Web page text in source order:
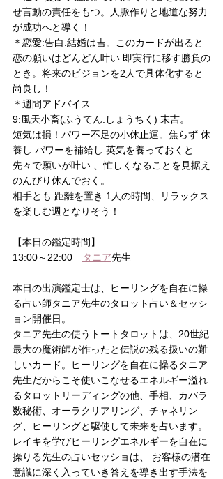
せ言動の責任をもつ。人脈作りと地道な努力
が成功へと導く！
＊恋愛:告白.結婚は吉。このカードが出ると
恋の願いはどんどん叶い 即実行に移す勝負の
とき。将来のビジョンを2人で具体化すると
尚良し！
＊週間アドバイス
9:風天小畜(ふうてん.しょうちく) 末吉。
短気は損！パワー不足の小休止運。焦らず 休
養し パワーを補給し 英気を養っておくと
先々で願いが叶い 、忙しくなることを見据え
のんびり休んでおく。
相手とも 距離を置き 1人の時間、リラックス
を楽しむ週となりそう！
【本日の鑑定時間】
13:00～22:00
タニア先生
本日の出演鑑定士は、ヒーリングを自在に操
る占い師タニア先生のタロット占い＆セッシ
ョン開催日。
タニア先生の使うトートタロットは、20世紀
最大の魔術師が作ったと伝説の残る扱いの難
しいカード。ヒーリングを自在に操るタニア
先生だからこそ使いこなせるエネルギー溢れ
るタロットリーディングの他、手相、カバラ
数秘術、オーラクリアリング、チャネリン
グ、ヒーリングと駆使して未来を占います。
レイキを学びヒーリングエネルギーを自在に
操りる先生の占いセッショは、 お客様の潜在
意識に深く入っていき答えを導き出す手法を